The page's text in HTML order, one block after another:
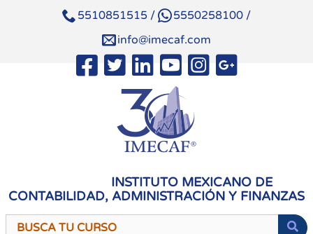
5510851515 / 5550258100 /
info@imecaf.com
INSTITUTO MEXICANO DE
CONTABILIDAD, ADMINISTRACIÓN Y FINANZAS